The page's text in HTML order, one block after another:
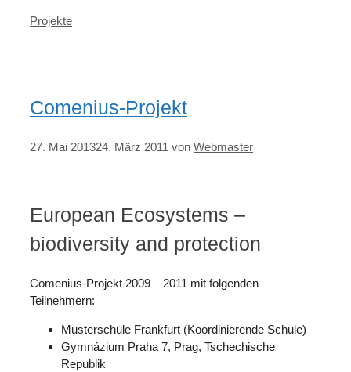
Kategorien
Projekte
Comenius-Projekt
27. Mai 201324. März 2011 von Webmaster
European Ecosystems –
biodiversity and protection
Comenius-Projekt 2009 – 2011 mit folgenden
Teilnehmern:
Musterschule Frankfurt (Koordinierende Schule)
Gymnázium Praha 7, Prag, Tschechische
Republik